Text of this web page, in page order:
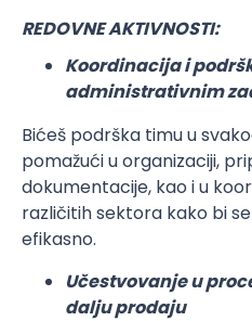
REDOVNE AKTIVNOSTI:
Koordinacija i
administrativnim
Bićeš podrška timu u
pomažući u organizaciji,
dokumentacije, kao i u
različitih sektora kako bi
efikasno.
Učestvovanje u
dalju prodaju